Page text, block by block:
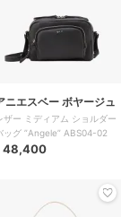
ニエスベー ボヤージュ
ザー ミディアム ショルダー
ッグ ”Angele” ABS04-02
48,400